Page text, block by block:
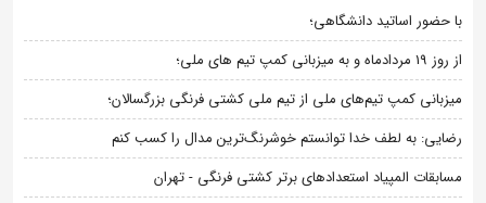
با حضور اساتید دانشگاهی؛
از روز 19 مردادماه و به میزبانی کمپ تیم های ملی؛
میزبانی کمپ تیم‌های ملی از تیم ملی کشتی فرنگی بزرگسالان؛
رضایی: به لطف خدا توانستم خوشرنگ‌ترین مدال را کسب کنم
مسابقات المپیاد استعدادهای برتر کشتی فرنگی - تهران